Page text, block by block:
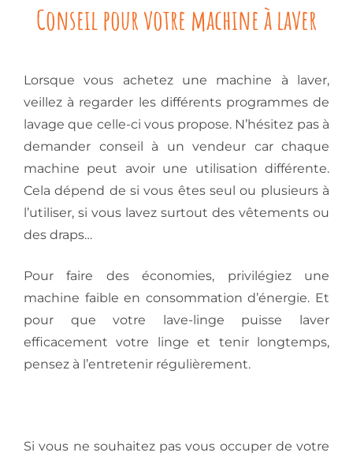
Conseil pour votre machine à laver
Lorsque vous achetez une machine à laver,
veillez à regarder les différents programmes de
lavage que celle-ci vous propose. N’hésitez pas à
demander conseil à un vendeur car chaque
machine peut avoir une utilisation différente.
Cela dépend de si vous êtes seul ou plusieurs à
l’utiliser, si vous lavez surtout des vêtements ou
des draps…
Pour faire des économies, privilégiez une
machine faible en consommation d’énergie. Et
pour que votre lave-linge puisse laver
efficacement votre linge et tenir longtemps,
pensez à l’entretenir régulièrement.
Si vous ne souhaitez pas vous occuper de votre